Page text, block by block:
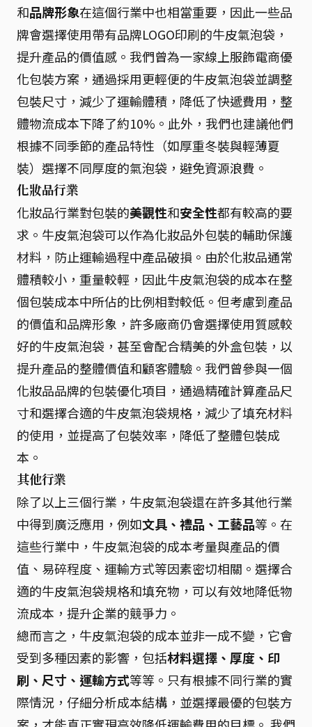
和品牌形象在這個行業中也相當重要，因此一些品
牌會選擇使用帶有品牌LOGO印刷的牛皮氣泡袋，
提升產品的價值感。我們曾為一家線上服飾電商優
化包裝方案，通過採用更輕便的牛皮氣泡袋並調整
包裝尺寸，減少了運輸體積，降低了快遞費用，整
體物流成本下降了約10%。此外，我們也建議他們
根據不同季節的產品特性（如厚重冬裝與輕薄夏
裝）選擇不同厚度的氣泡袋，避免資源浪費。
化妝品行業
化妝品行業對包裝的美觀性和安全性都有較高的要
求。牛皮氣泡袋可以作為化妝品外包裝的輔助保護
材料，防止運輸過程中產品破損。由於化妝品通常
體積較小，重量較輕，因此牛皮氣泡袋的成本在整
個包裝成本中所佔的比例相對較低。但考慮到產品
的價值和品牌形象，許多廠商仍會選擇使用質感較
好的牛皮氣泡袋，甚至會配合精美的外盒包裝，以
提升產品的整體價值和顧客體驗。我們曾參與一個
化妝品品牌的包裝優化項目，通過精確計算產品尺
寸和選擇合適的牛皮氣泡袋規格，減少了填充材料
的使用，並提高了包裝效率，降低了整體包裝成
本。
其他行業
除了以上三個行業，牛皮氣泡袋還在許多其他行業
中得到廣泛應用，例如文具、禮品、工藝品等。在
這些行業中，牛皮氣泡袋的成本考量與產品的價
值、易碎程度、運輸方式等因素密切相關。選擇合
適的牛皮氣泡袋規格和填充物，可以有效地降低物
流成本，提升企業的競爭力。
總而言之，牛皮氣泡袋的成本並非一成不變，它會
受到多種因素的影響，包括材料選擇、厚度、印
刷、尺寸、運輸方式等等。只有根據不同行業的實
際情況，仔細分析成本結構，並選擇最優的包裝方